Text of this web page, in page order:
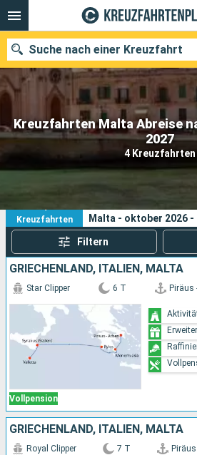
Kreuzfahrten Malta Abreise
2027
4 Kreuzfahrten
Suche nach einer Kreuzfahrt
Unsere Ziele
Abfahrtsmonat
Suchen
4
Kreuzfahrten
Ihre Suchkriterien:
Malta - oktober 2026 -
Filtern
GRIECHENLAND, ITALIEN, MALTA
Vollpension
Star Clipper 6 T Piräus
GRIECHENLAND, ITALIEN, MALTA
Royal Clipper 7 T